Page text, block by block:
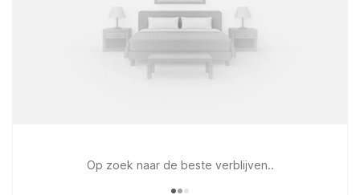
Op zoek naar de beste verblijven..